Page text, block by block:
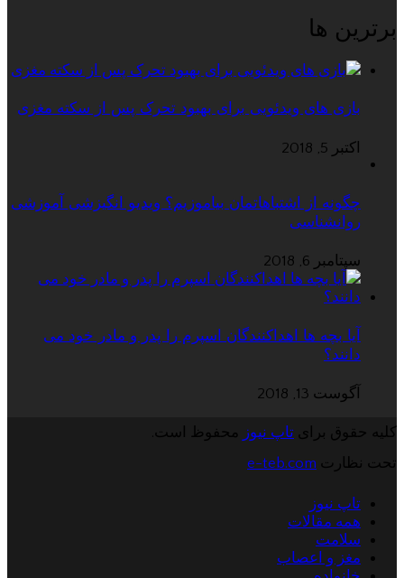
برترین ها
بازی های ویدئویی برای بهبود تحرک پس از سکته مغزی
اکتبر 5, 2018
چگونه از اشتباهاتمان بیاموزیم؟ ویدیو انگیزشی آموزشی
روانشناسی
سپتامبر 6, 2018
آیا بچه ها اهداکنندگان اسپرم را پدر و مادر خود می
دانند؟
آگوست 13, 2018
کلیه حقوق برای تاپ نیوز
محفوظ است.
تحت نظارت e-teb.com
تاپ نیوز
همه مقالات
سلامت
مغز و اعصاب